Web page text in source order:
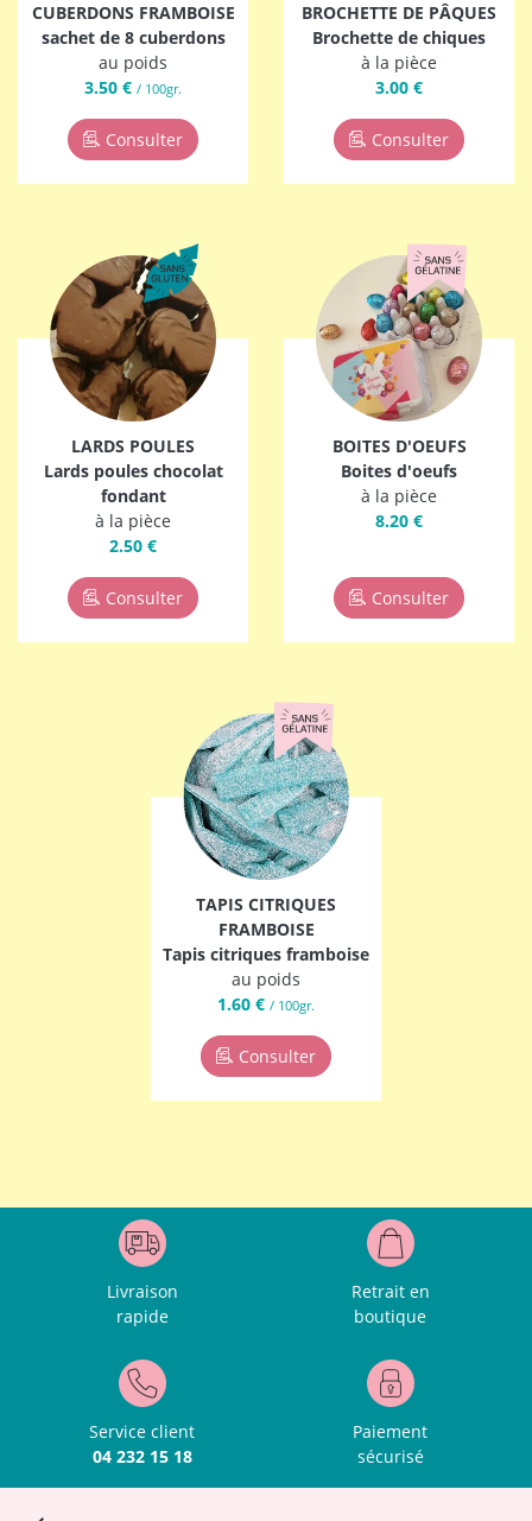
CUBERDONS FRAMBOISE
sachet de 8 cuberdons
au poids
3.50 € / 100gr.
Consulter
BROCHETTE DE PÂQUES
Brochette de chiques
à la pièce
3.00 €
Consulter
LARDS POULES
Lards poules chocolat
fondant
à la pièce
2.50 €
Consulter
BOITES D'OEUFS
Boites d'oeufs
à la pièce
8.20 €
Consulter
TAPIS CITRIQUES
FRAMBOISE
Tapis citriques framboise
au poids
1.60 € / 100gr.
Consulter
Livraison
rapide
Retrait en
boutique
Service client
04 232 15 18
Paiement
sécurisé